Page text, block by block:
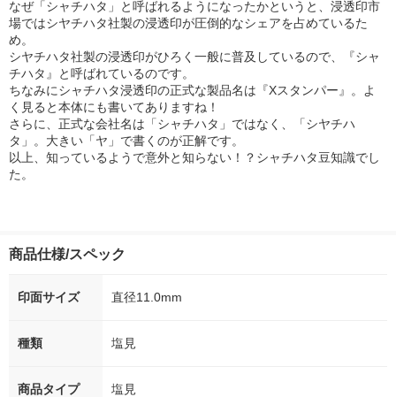
なぜ「シャチハタ」と呼ばれるようになったかというと、浸透印市
場ではシヤチハタ社製の浸透印が圧倒的なシェアを占めているた
め。
シヤチハタ社製の浸透印がひろく一般に普及しているので、『シャ
チハタ』と呼ばれているのです。
ちなみにシャチハタ浸透印の正式な製品名は『Xスタンパー』。よ
く見ると本体にも書いてありますね！
さらに、正式な会社名は「シャチハタ」ではなく、「シヤチハ
タ」。大きい「ヤ」で書くのが正解です。
以上、知っているようで意外と知らない！？シャチハタ豆知識でし
た。
商品仕様/スペック
印面サイズ 直径11.0mm
種類 塩見
商品タイプ 塩見